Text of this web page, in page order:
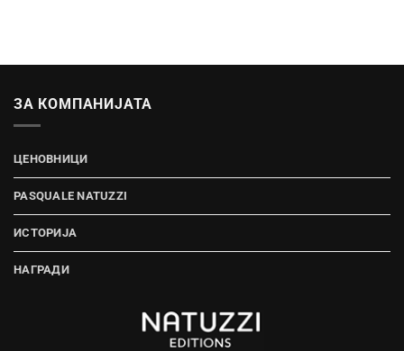
ЗА КОМПАНИЈАТА
ЦЕНОВНИЦИ
PASQUALE NATUZZI
ИСТОРИЈА
НАГРАДИ